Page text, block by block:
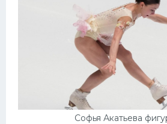
Софья Акатьева